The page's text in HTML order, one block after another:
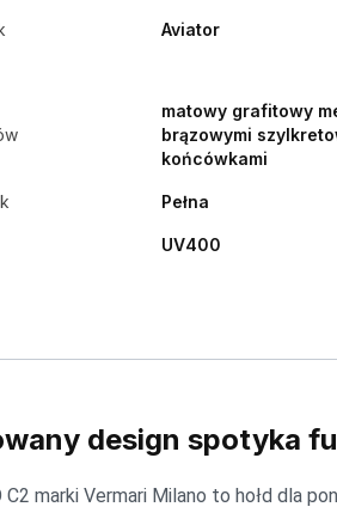
Aviator
matowy grafitowy
brązowymi
końcówkami
Pełna
UV400
design spotyka
C2 marki Vermari Milano to hołd dla